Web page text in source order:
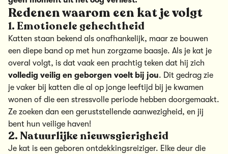
Redenen waarom een kat je volgt
1. Emotionele gehechtheid
Katten staan bekend als onafhankelijk, maar ze bouwen
een diepe band op met hun zorgzame baasje. Als je kat je
overal volgt, is dat vaak een prachtig teken dat hij zich
volledig veilig en geborgen voelt bij jou. Dit gedrag zie
je vaker bij katten die al op jonge leeftijd bij je kwamen
wonen of die een stressvolle periode hebben doorgemaakt.
Ze zoeken dan een geruststellende aanwezigheid, en jij
bent hun veilige haven!
2. Natuurlijke nieuwsgierigheid
Je kat is een geboren ontdekkingsreiziger. Elke deur die